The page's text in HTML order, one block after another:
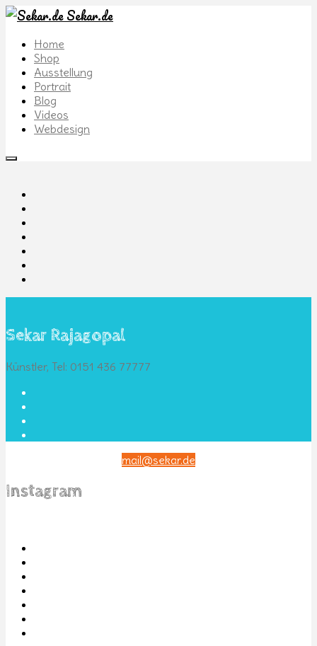
Sekar.de
Home
Shop
Ausstellung
Portrait
Blog
Videos
Webdesign
Sekar Rajagopal
Künstler, Tel: 0151 436 77777
mail@sekar.de
Instagram